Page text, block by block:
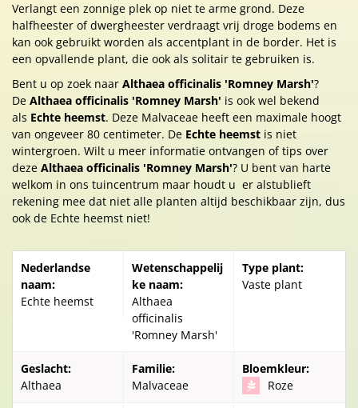
Verlangt een zonnige plek op niet te arme grond. Deze
halfheester of dwergheester verdraagt vrij droge bodems en
kan ook gebruikt worden als accentplant in de border. Het is
een opvallende plant, die ook als solitair te gebruiken is.
Bent u op zoek naar Althaea officinalis 'Romney Marsh'?
De Althaea officinalis 'Romney Marsh' is ook wel bekend
als Echte heemst. Deze Malvaceae heeft een maximale hoogt
van ongeveer 80 centimeter. De Echte heemst is niet
wintergroen. Wilt u meer informatie ontvangen of tips over
deze Althaea officinalis 'Romney Marsh'? U bent van harte
welkom in ons tuincentrum maar houdt u er alstublieft
rekening mee dat niet alle planten altijd beschikbaar zijn, dus
ook de Echte heemst niet!
Nederlandse
naam:
Echte heemst
Wetenschappelij
ke naam:
Althaea
officinalis
'Romney Marsh'
Type plant:
Vaste plant
Geslacht:
Althaea
Familie:
Malvaceae
Bloemkleur:
Roze